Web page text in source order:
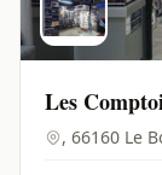
Les
Boulou -
, 66160 Le